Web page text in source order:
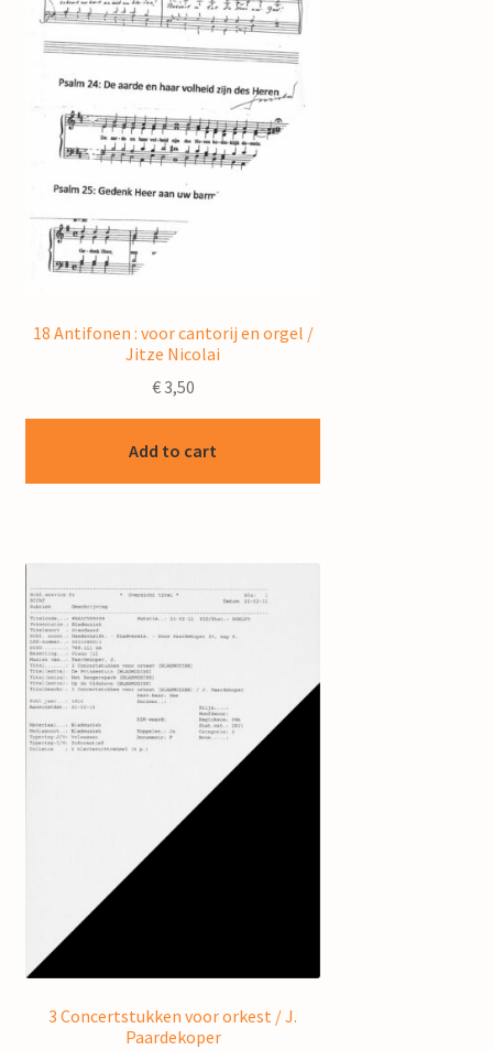
18 Antifonen : voor cantorij en orgel /
Jitze Nicolai
€3,50
Add to cart
3 Concertstukken voor orkest / J.
Paardekoper